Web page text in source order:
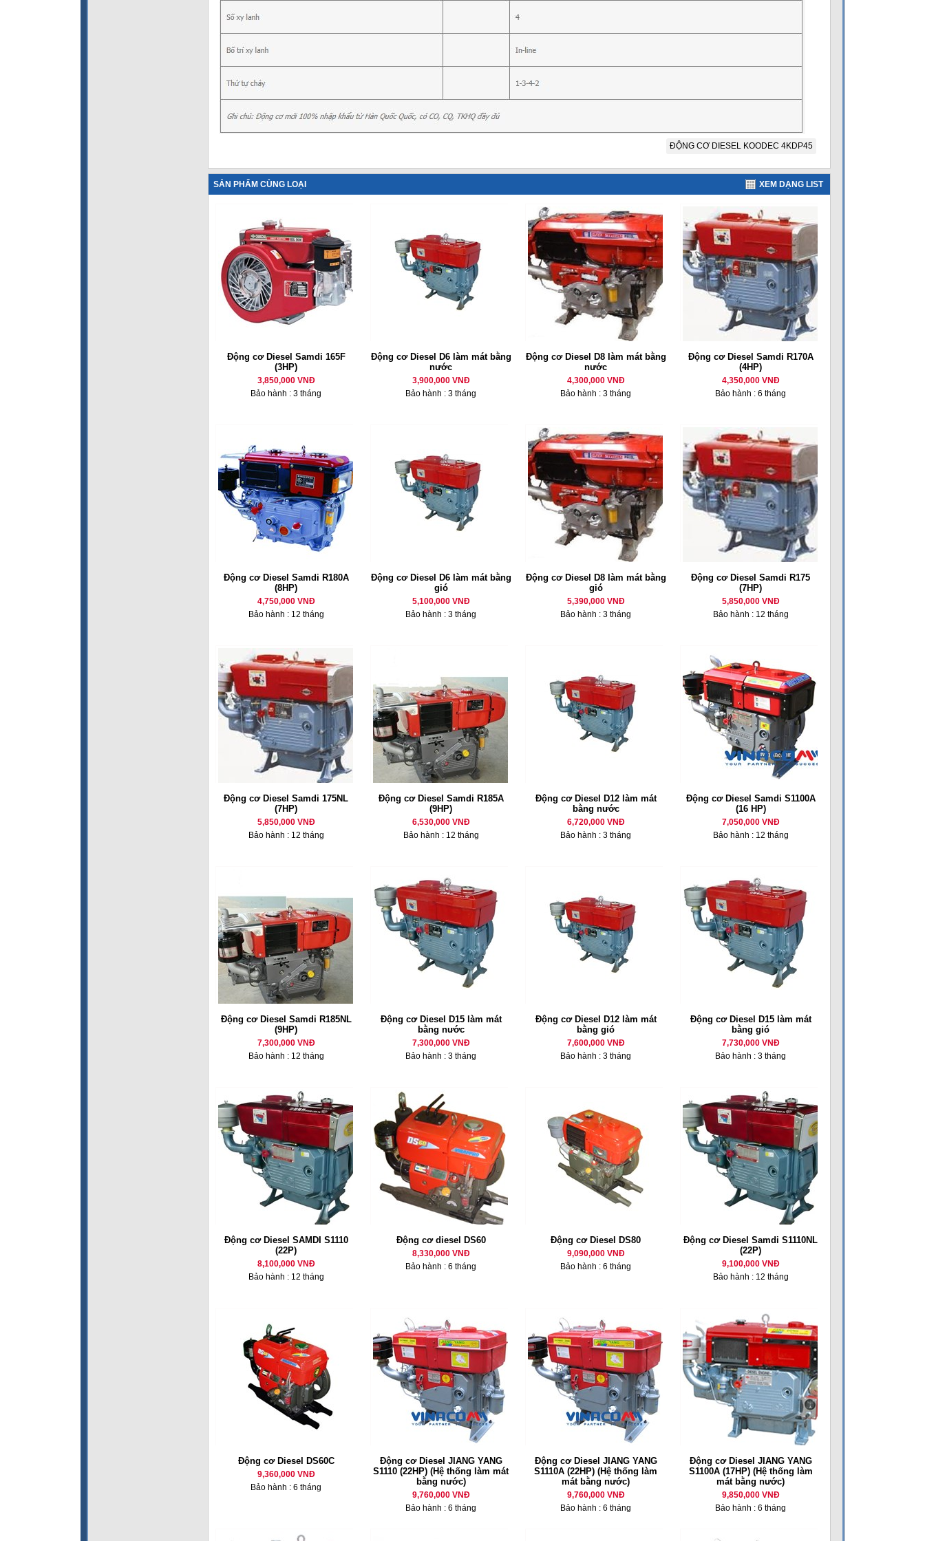
ĐỘNG CƠ DIESEL KOODEC 4KDP45
SẢN PHẨM CÙNG LOẠI XEM DẠNG LIST
Động cơ Diesel Samdi 165F
(3HP)
3,850,000 VNĐ
Bảo hành : 3 tháng
Động cơ Diesel D6 làm mát bằng
nước
3,900,000 VNĐ
Bảo hành : 3 tháng
Động cơ Diesel D8 làm mát bằng
nước
4,300,000 VNĐ
Bảo hành : 3 tháng
Động cơ Diesel Samdi R170A
(4HP)
4,350,000 VNĐ
Bảo hành : 6 tháng
Động cơ Diesel Samdi R180A
(8HP)
4,750,000 VNĐ
Bảo hành : 12 tháng
Động cơ Diesel D6 làm mát bằng
gió
5,100,000 VNĐ
Bảo hành : 3 tháng
Động cơ Diesel D8 làm mát bằng
gió
5,390,000 VNĐ
Bảo hành : 3 tháng
Động cơ Diesel Samdi R175
(7HP)
5,850,000 VNĐ
Bảo hành : 12 tháng
Động cơ Diesel Samdi 175NL
(7HP)
5,850,000 VNĐ
Bảo hành : 12 tháng
Động cơ Diesel Samdi R185A
(9HP)
6,530,000 VNĐ
Bảo hành : 12 tháng
Động cơ Diesel D12 làm mát
bằng nước
6,720,000 VNĐ
Bảo hành : 3 tháng
Động cơ Diesel Samdi S1100A
(16 HP)
7,050,000 VNĐ
Bảo hành : 12 tháng
Động cơ Diesel Samdi R185NL
(9HP)
7,300,000 VNĐ
Bảo hành : 12 tháng
Động cơ Diesel D15 làm mát
bằng nước
7,300,000 VNĐ
Bảo hành : 3 tháng
Động cơ Diesel D12 làm mát
bằng gió
7,600,000 VNĐ
Bảo hành : 3 tháng
Động cơ Diesel D15 làm mát
bằng gió
7,730,000 VNĐ
Bảo hành : 3 tháng
Động cơ Diesel SAMDI S1110
(22P)
8,100,000 VNĐ
Bảo hành : 12 tháng
Động cơ diesel DS60
8,330,000 VNĐ
Bảo hành : 6 tháng
Động cơ Diesel DS80
9,090,000 VNĐ
Bảo hành : 6 tháng
Động cơ Diesel Samdi S1110NL
(22P)
9,100,000 VNĐ
Bảo hành : 12 tháng
Động cơ Diesel DS60C
9,360,000 VNĐ
Bảo hành : 6 tháng
Động cơ Diesel JIANG YANG
S1110 (22HP) (Hệ thống làm mát
bằng nước)
9,760,000 VNĐ
Bảo hành : 6 tháng
Động cơ Diesel JIANG YANG
S1110A (22HP) (Hệ thống làm
mát bằng nước)
9,760,000 VNĐ
Bảo hành : 6 tháng
Động cơ Diesel JIANG YANG
S1100A (17HP) (Hệ thống làm
mát bằng nước)
9,850,000 VNĐ
Bảo hành : 6 tháng